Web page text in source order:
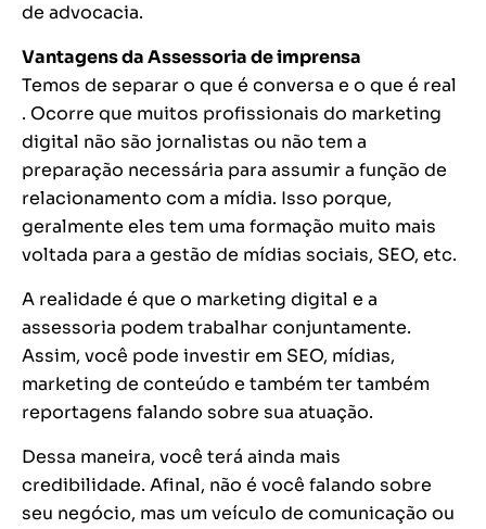
de advocacia.
Vantagens da Assessoria de imprensa
Temos de separar o que é conversa e o que é real
. Ocorre que muitos profissionais do marketing
digital não são jornalistas ou não tem a
preparação necessária para assumir a função de
relacionamento com a mídia. Isso porque,
geralmente eles tem uma formação muito mais
voltada para a gestão de mídias sociais, SEO, etc.
A realidade é que o marketing digital e a
assessoria podem trabalhar conjuntamente.
Assim, você pode investir em SEO, mídias,
marketing de conteúdo e também ter também
reportagens falando sobre sua atuação.
Dessa maneira, você terá ainda mais
credibilidade. Afinal, não é você falando sobre
seu negócio, mas um veículo de comunicação ou